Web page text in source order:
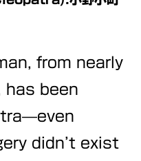
from nearly
has been
didn’t exist